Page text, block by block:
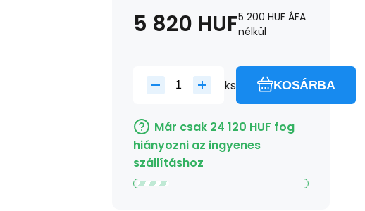
5 820 HUF5 200 HUF ÁFA
nélkül
ks KOSÁRBA
Már csak 24 120 HUF fog
hiányozni az ingyenes
szállításhoz